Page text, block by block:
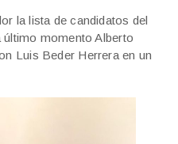
la lista de candidatos del
momento Alberto
Luis Beder Herrera en un